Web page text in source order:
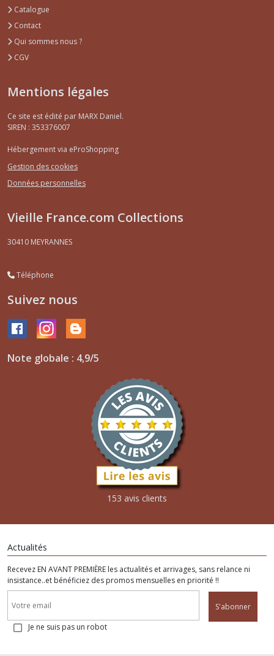
Catalogue
Contact
Qui sommes nous ?
CGV
Mentions légales
Ce site est édité par MARX Daniel.
SIREN : 353376007
Hébergement via eProShopping
Gestion des cookies
Données personnelles
Vieille France.com Collections
30410 MEYRANNES
Téléphone
Suivez nous
Note globale : 4,9/5
153 avis clients
Actualités
Recevez EN AVANT PREMIÈRE les actualités et arrivages, sans relance ni
insistance..et bénéficiez des promos mensuelles en priorité !!
S'abonner
Je ne suis pas un robot